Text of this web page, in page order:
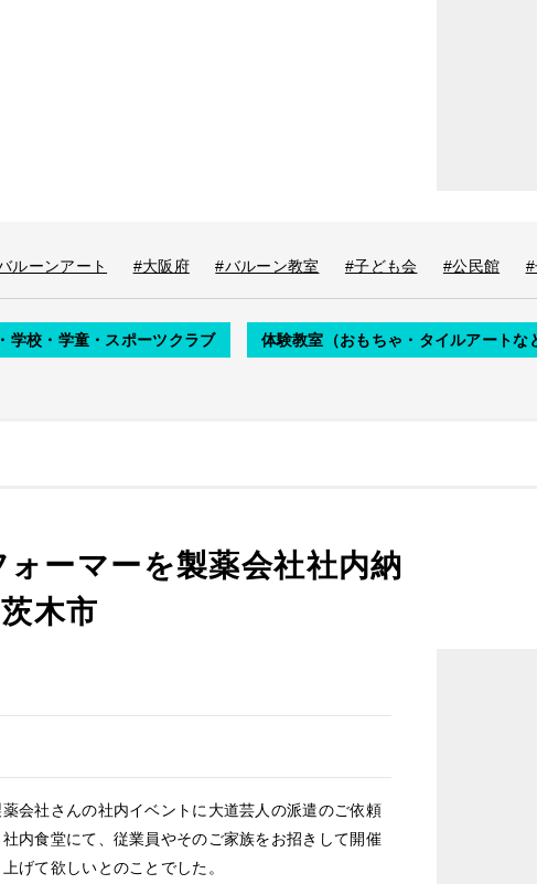
ルーンアート #大阪府 #バルーン教室 #子ども会 #公民館
学校・学童・スポーツクラブ
体験教室（おもちゃ・タイルアートな
ーマーを製薬会社社内納
木市
会社さんの社内イベントに大道芸人の派遣のご依頼
内食堂にて、従業員やそのご家族をお招きして開催
げて欲しいとのことでした。